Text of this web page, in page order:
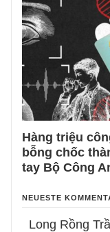
Hàng triệu
bỗng chốc
tay Bộ Công
NEUESTE
Long Rồng